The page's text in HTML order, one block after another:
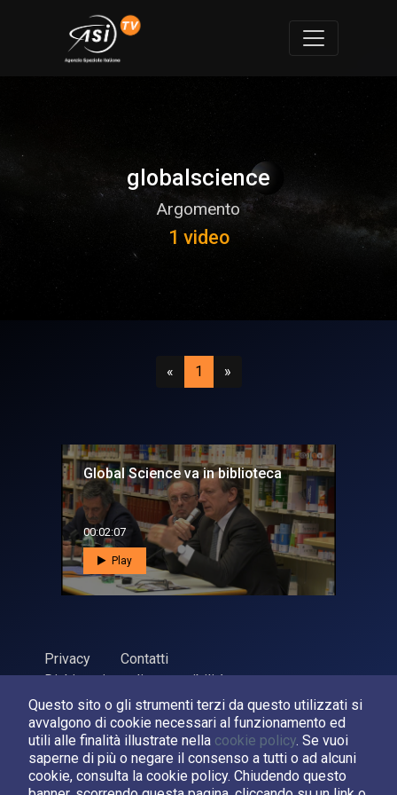
Questo sito o gli strumenti terzi da questo utilizzati si
avvalgono di cookie necessari al funzionamento ed
utili alle finalità illustrate nella cookie policy. Se vuoi
saperne di più o negare il consenso a tutti o ad alcuni
cookie, consulta la cookie policy. Chiudendo questo
globalscience
Argomento
1 video
«Precedente
1 (attuale)
»Successivo
Global Science va in biblioteca
00:02:07
Play
Privacy
Contatti
Dichiarazione di accessibilità
ASI Agenzia Spaziale Italiana, 2026. P.Iva 03638121008
Sviluppato daLPM
Seguici su: